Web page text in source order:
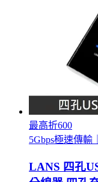
最高折600
5Gbps極速傳輸
LANS 四孔